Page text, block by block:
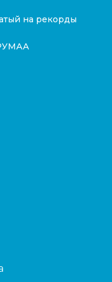
на рекорды